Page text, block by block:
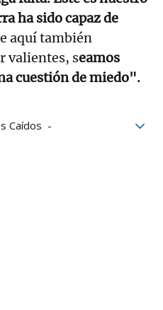
ha sido capaz de
aquí también
valientes, seamos
cuestión de miedo".
Caídos